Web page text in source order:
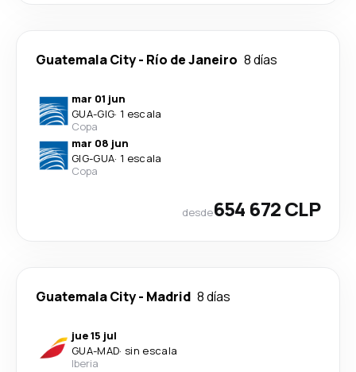
Guatemala City- Río de Janeiro 8 días
mar 01 jun
GUA-GIG· 1 escala
Copa
mar 08 jun
GIG-GUA· 1 escala
Copa
desde654 672 CLP
Guatemala City- Madrid 8 días
jue 15 jul
GUA-MAD· sin escala
Iberia